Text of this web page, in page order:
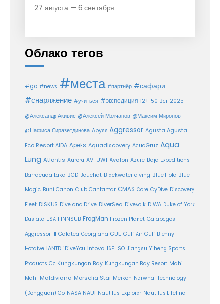
27 августа — 6 сентября
Облако тегов
#go #news #места #партнёр #сафари
#снаряжение #учиться #экспедиция 12+ 50 Bar 2025
@Александр Акивис @Алексей Молчанов @Максим Миронов
@Нафиса Сиразетдинова Abyss Aggressor Agusta Agusta
Eco Resort AIDA Apeks Aquadiscovery AquaGruz Aqua
Lung Atlantis Aurora AV-UWT Avalon Azure Baja Expeditions
Barracuda Lake BCD Beuchat Blackwater diving Blue Hole Blue
Magic Buni Canon Club Cantamar CMAS Core CyDive Discovery
Fleet DISKUS Dive and Drive DiverSea Divevolk DIWA Duke of York
Duslate ESA FINNSUB FrogMan Frozen Planet Galapagos
Aggressor III Galatea Georgiana GUE Gulf Air Gulf Blenny
Hotdive IANTD iDiveYou Intova ISE ISO Jiangsu Yiheng Sports
Products Co Kungkungan Bay Kungkungan Bay Resort Mahi
Mahi Maldiviana Marselia Star Meikon Narwhal Technology
(Dongguan) Co NASA NAUI Nautilus Explorer Nautilus Lifeline